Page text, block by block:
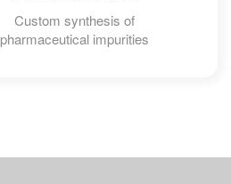
Custom synthesis of
pharmaceutical impurities